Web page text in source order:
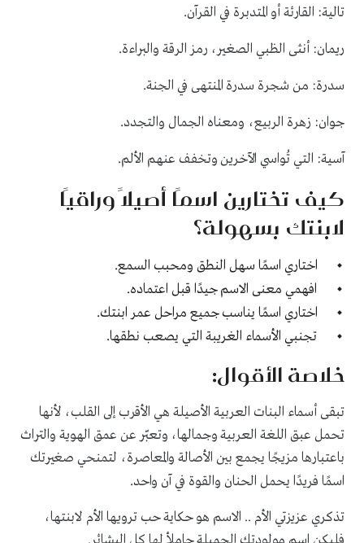
تالية: القارئة أو المتدبرة في القرآن.
ريمان: أنثى الظبي الصغير، رمز الرقة والبراءة.
سدرة: من شجرة سدرة المنتهى في الجنة.
جوان: زهرة الربيع، ومعناه الجمال والتجدد.
آسية: التي تُواسي الآخرين وتخفف عنهم الألم.
كيف تختارين اسمًا أصيلًا وراقيًا
لابنتك بسهولة؟
اختاري اسمًا سهل النطق ومحبب السمع.
افهمي معنى الاسم جيدًا قبل اعتماده.
اختاري اسمًا يناسب جميع مراحل عمر ابنتك.
تجنبي الأسماء الغريبة التي يصعب نطقها.
خلاصة الأقوال:
تبقى أسماء البنات العربية الأصيلة هي الأقرب إلى القلب، لأنها
تحمل عبق اللغة العربية وجمالها، وتعبّر عن عمق الهوية والتراث
باعتبارها مزيجًا يجمع بين الأصالة والمعاصرة، لتمنحي صغيرتك
اسمًا فريدًا يحمل الحنان والقوة في آن واحد.
تذكري عزيزتي الأم .. الاسم هو حكاية حب ترويها الأم لابنتها،